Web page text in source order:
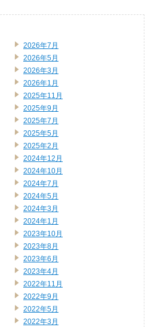
2026年7月
2026年5月
2026年3月
2026年1月
2025年11月
2025年9月
2025年7月
2025年5月
2025年2月
2024年12月
2024年10月
2024年7月
2024年5月
2024年3月
2024年1月
2023年10月
2023年8月
2023年6月
2023年4月
2022年11月
2022年9月
2022年5月
2022年3月